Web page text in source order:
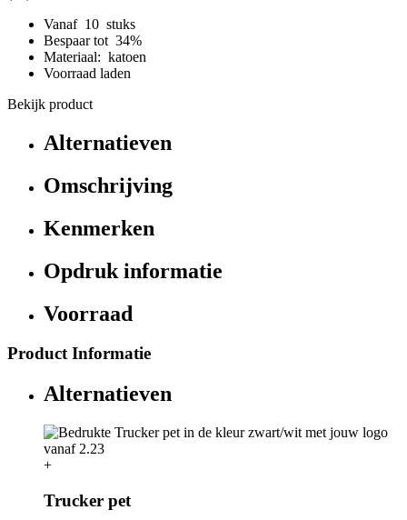
Vanaf 10 stuks
Bespaar tot 34%
Materiaal: katoen
Voorraad laden
Bekijk product
Alternatieven
Omschrijving
Kenmerken
Opdruk informatie
Voorraad
Product Informatie
Alternatieven
+
Trucker pet